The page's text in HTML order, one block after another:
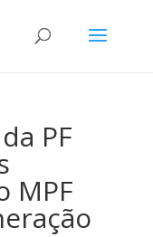
PF
MPF